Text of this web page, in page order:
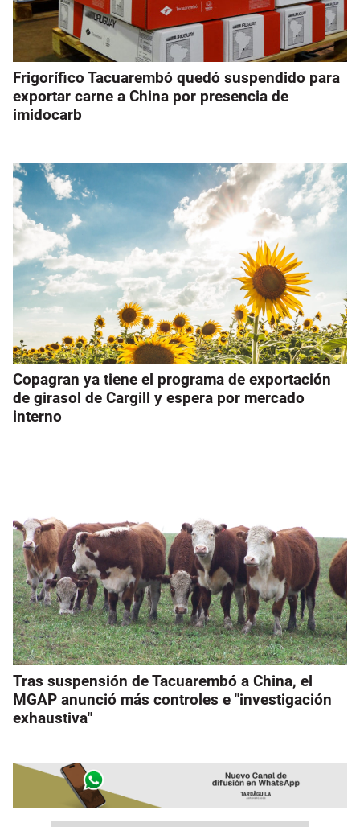
Frigorífico Tacuarembó quedó suspendido para
exportar carne a China por presencia de
imidocarb
Copagran ya tiene el programa de exportación
de girasol de Cargill y espera por mercado
interno
Tras suspensión de Tacuarembó a China, el
MGAP anunció más controles e "investigación
exhaustiva"